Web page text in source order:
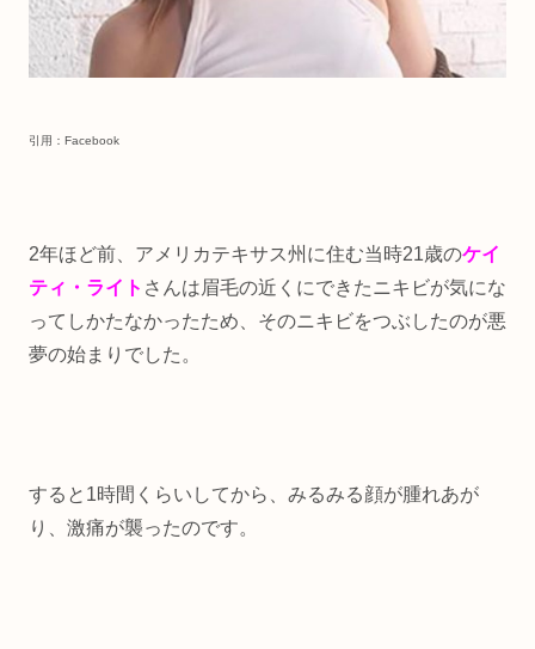
引用：Facebook
2年ほど前、アメリカテキサス州に住む当時21歳のケイ
ティ・ライト さんは眉毛の近くにできたニキビが気にな
ってしかたなかったため、そのニキビをつぶしたのが悪
夢の始まりでした。
すると1時間くらいしてから、みるみる顔が腫れあが
り、激痛が襲ったのです。